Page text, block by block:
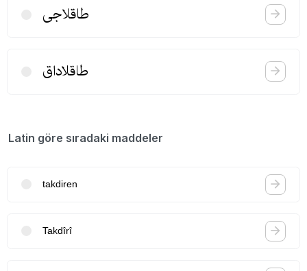
طاقلاجی
طاقلاداق
Latin göre sıradaki maddeler
takdiren
Takdîrî